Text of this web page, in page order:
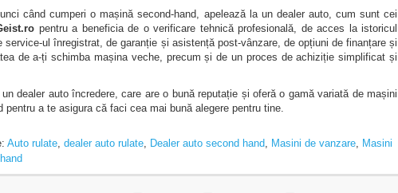
când cumperi o mașină second-hand, apelează la un dealer auto, cum sunt cei
pentru a beneficia de o verificare tehnică profesională, de acces la istoricul
service-ul înregistrat, de garanție și asistență post-vânzare, de opțiuni de finanțare și
de a-ți schimba mașina veche, precum și de un proces de achiziție simplificat și
dealer auto încredere, care are o bună reputație și oferă o gamă variată de mașini
pentru a te asigura că faci cea mai bună alegere pentru tine.
Auto rulate, dealer auto rulate, Dealer auto second hand, Masini de vanzare, Masini